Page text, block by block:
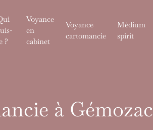
?
Voyance
en
cabinet
Voyance
cartomancie
Médium
spirit
à Gémozac